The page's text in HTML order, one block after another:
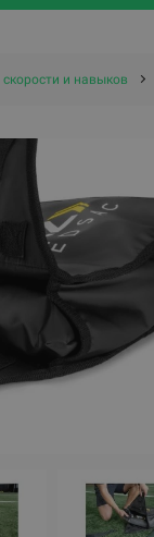
и навыков